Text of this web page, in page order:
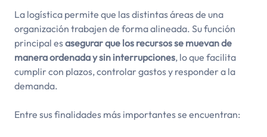
La logística permite que las distintas áreas de una
organización trabajen de forma alineada. Su función
principal esasegurar que los recursos se muevan de
manera ordenada y sin interrupciones, lo que facilita
cumplir con plazos, controlar gastos y responder a la
demanda.
Entre sus finalidades más importantes se encuentran: